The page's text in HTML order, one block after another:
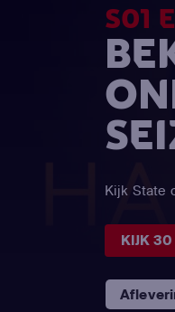
S01
Kijk State
KIJK 30